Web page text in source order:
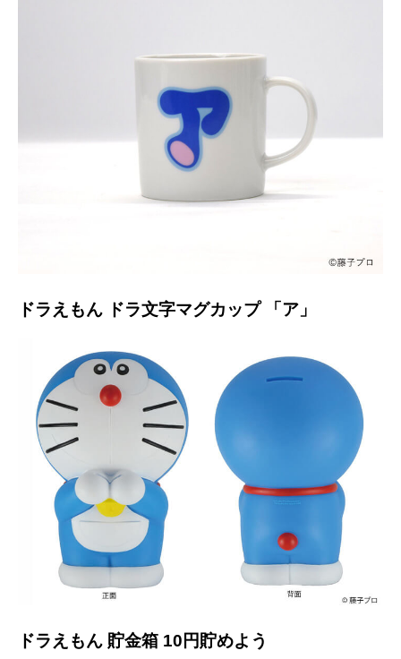
ドラえもん ドラ文字マグカップ 「ア」
ドラえもん 貯金箱 10円貯めよう